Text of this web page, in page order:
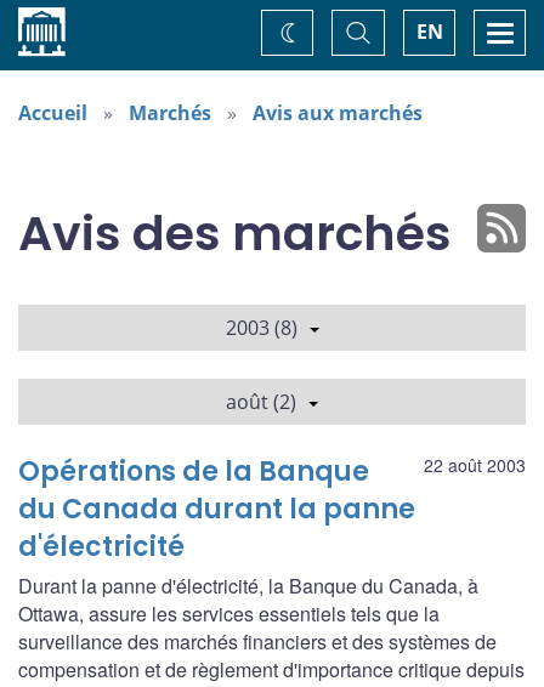
Accueil EN
Basculer
la
recherche
Changez
de
Accueil Marchés Avis aux marchés
Avis des marchés
2003 (8)
août (2)
22 août 2003
Opérations de la Banque
du Canada durant la panne
d'électricité
Durant la panne d'électricité, la Banque du Canada, à
Ottawa, assure les services essentiels tels que la
surveillance des marchés financiers et des systèmes de
compensation et de règlement d'importance critique depuis